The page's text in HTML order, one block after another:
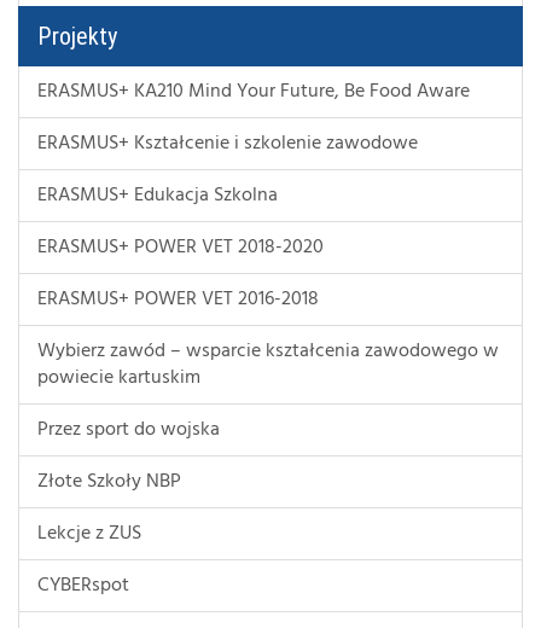
Projekty
ERASMUS+ KA210 Mind Your Future, Be Food Aware
ERASMUS+ Kształcenie i szkolenie zawodowe
ERASMUS+ Edukacja Szkolna
ERASMUS+ POWER VET 2018-2020
ERASMUS+ POWER VET 2016-2018
Wybierz zawód – wsparcie kształcenia zawodowego w
powiecie kartuskim
Przez sport do wojska
Złote Szkoły NBP
Lekcje z ZUS
CYBERspot